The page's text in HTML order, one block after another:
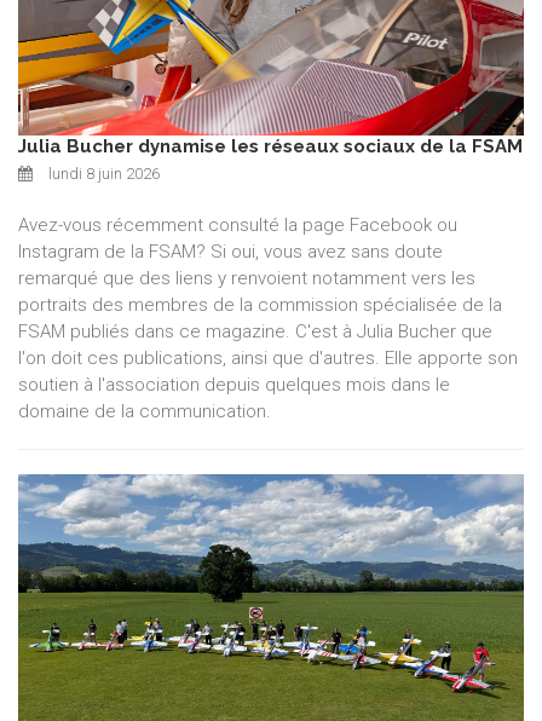
Julia Bucher dynamise les réseaux sociaux de la FSAM
lundi 8 juin 2026
Avez-vous récemment consulté la page Facebook ou
Instagram de la FSAM? Si oui, vous avez sans doute
remarqué que des liens y renvoient notamment vers les
portraits des membres de la commission spécialisée de la
FSAM publiés dans ce magazine. C'est à Julia Bucher que
l'on doit ces publications, ainsi que d'autres. Elle apporte son
soutien à l'association depuis quelques mois dans le
domaine de la communication.